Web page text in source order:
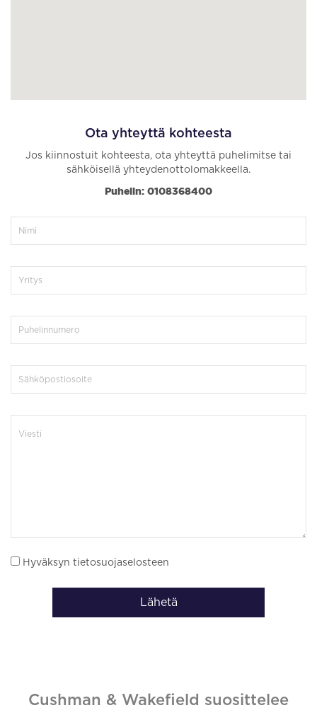
Ota yhteyttä kohteesta
Jos kiinnostuit kohteesta, ota yhteyttä puhelimitse tai
sähköisellä yhteydenottolomakkeella.
Puhelin: 0108368400
Hyväksyn tietosuojaselosteen
Lähetä
Cushman & Wakefield suosittelee